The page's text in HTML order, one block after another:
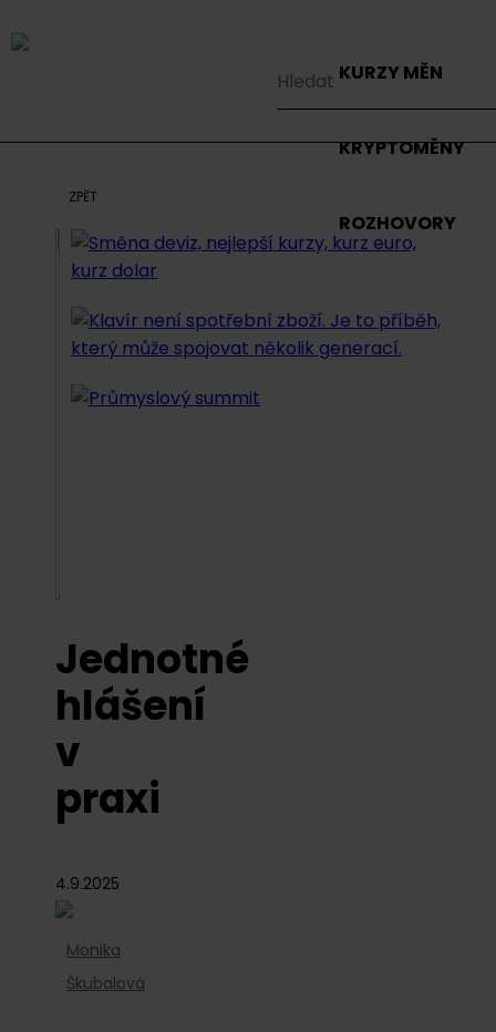
KURZY MĚN
KRYPTOMĚNY
ROZHOVORY
ZPĚT
Jednotné
hlášení
v
praxi
4.9.2025
Monika
Škubalová